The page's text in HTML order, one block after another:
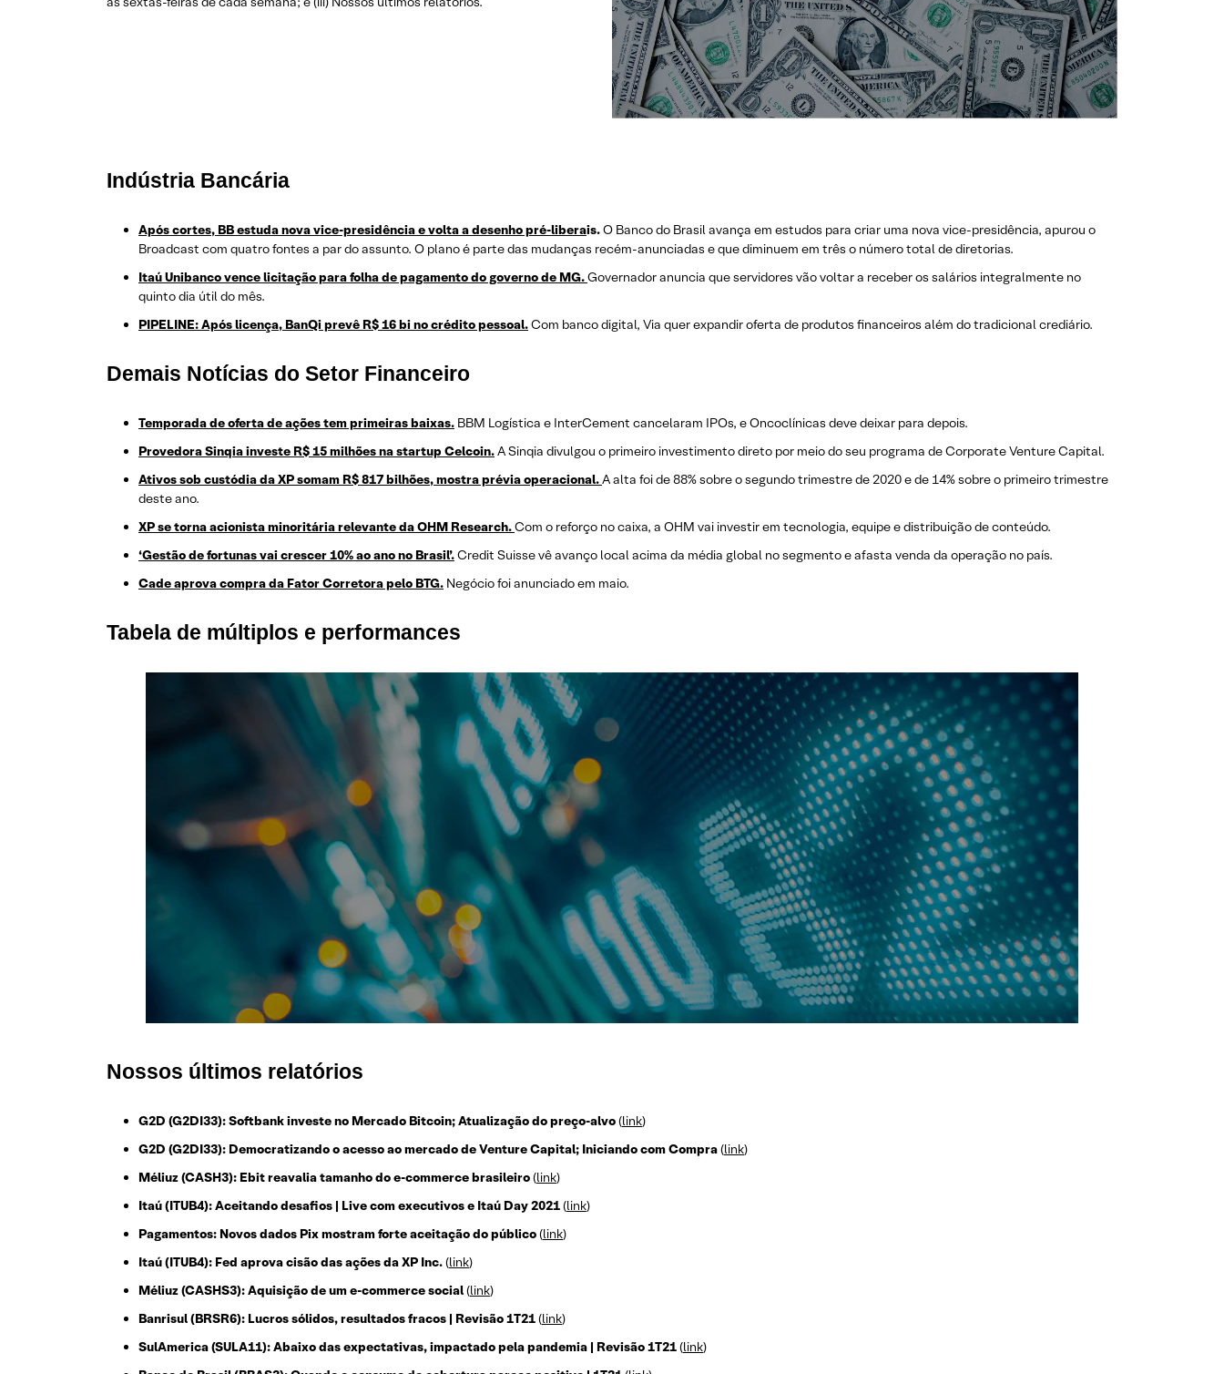
Indústria Bancária
Após cortes, BB estuda nova vice-presidência e volta a desenho pré-liberais.O Banco do Brasil avança em estudos para criar uma nova vice-presidência, apurou o
Broadcast com quatro fontes a par do assunto. O plano é parte das mudanças recém-anunciadas e que diminuem em três o número total de diretorias.
Itaú Unibanco vence licitação para folha de pagamento do governo de MG.Governador anuncia que servidores vão voltar a receber os salários integralmente no
quinto dia útil do mês.
PIPELINE: Após licença, BanQi prevê R$ 16 bi no crédito pessoal.Com banco digital, Via quer expandir oferta de produtos financeiros além do tradicional crediário.
Demais Notícias do Setor Financeiro
Temporada de oferta de ações tem primeiras baixas. BBM Logística e InterCement cancelaram IPOs, e Oncoclínicas deve deixar para depois.
Provedora Sinqia investe R$ 15 milhões na startup Celcoin.A Sinqia divulgou o primeiro investimento direto por meio do seu programa de Corporate Venture Capital.
Ativos sob custódia da XP somam R$ 817 bilhões, mostra prévia operacional.A alta foi de 88% sobre o segundo trimestre de 2020 e de 14% sobre o primeiro trimestre
deste ano.
XP se torna acionista minoritária relevante da OHM Research.Com o reforço no caixa, a OHM vai investir em tecnologia, equipe e distribuição de conteúdo.
‘Gestão de fortunas vai crescer 10% ao ano no Brasil’.Credit Suisse vê avanço local acima da média global no segmento e afasta venda da operação no país.
Cade aprova compra da Fator Corretora pelo BTG. Negócio foi anunciado em maio.
Tabela de múltiplos e performances
Nossos últimos relatórios
G2D (G2DI33): Softbank investe no Mercado Bitcoin; Atualização do preço-alvo(link)
G2D (G2DI33): Democratizando o acesso ao mercado de Venture Capital; Iniciando com Compra(link)
Méliuz (CASH3): Ebit reavalia tamanho do e-commerce brasileiro(link)
Itaú (ITUB4): Aceitando desafios | Live com executivos e Itaú Day 2021(link)
Pagamentos: Novos dados Pix mostram forte aceitação do público(link)
Itaú (ITUB4): Fed aprova cisão das ações da XP Inc.(link)
Méliuz (CASHS3): Aquisição de um e-commerce social(link)
Banrisul (BRSR6): Lucros sólidos, resultados fracos | Revisão 1T21(link)
SulAmerica (SULA11): Abaixo das expectativas, impactado pela pandemia | Revisão 1T21(link)